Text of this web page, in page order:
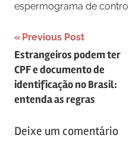
espermograma de
Navegação
de
artigos
Previous Post
Estrangeiros podem ter
CPF e documento de
identificação no Brasil:
entenda as regras
Deixe um comentário